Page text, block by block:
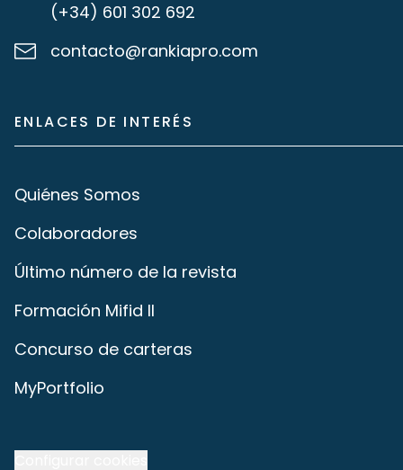
(+34) 601 302 692
contacto@rankiapro.com
ENLACES DE INTERÉS
Quiénes Somos
Colaboradores
Último número de la revista
Formación Mifid II
Concurso de carteras
MyPortfolio